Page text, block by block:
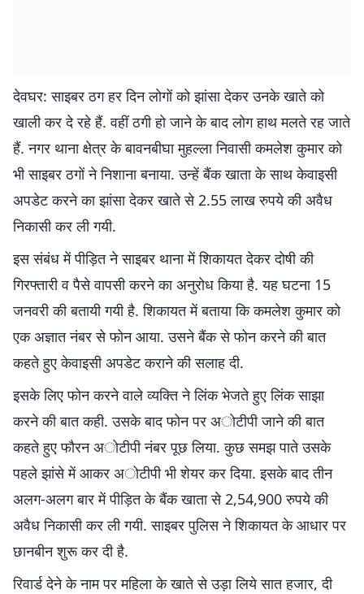
देवघर: साइबर ठग हर दिन लोगों को झांसा देकर उनके खाते को
खाली कर दे रहे हैं. वहीं ठगी हो जाने के बाद लोग हाथ मलते रह जाते
हैं. नगर थाना क्षेत्र के बावनबीघा मुहल्ला निवासी कमलेश कुमार को
भी साइबर ठगों ने निशाना बनाया. उन्हें बैंक खाता के साथ केवाइसी
अपडेट करने का झांसा देकर खाते से 2.55 लाख रुपये की अवैध
निकासी कर ली गयी.
इस संबंध में पीड़ित ने साइबर थाना में शिकायत देकर दोषी की
गिरफ्तारी व पैसे वापसी करने का अनुरोध किया है. यह घटना 15
जनवरी की बतायी गयी है. शिकायत में बताया कि कमलेश कुमार को
एक अज्ञात नंबर से फोन आया. उसने बैंक से फोन करने की बात
कहते हुए केवाइसी अपडेट कराने की सलाह दी.
इसके लिए फोन करने वाले व्यक्ति ने लिंक भेजते हुए लिंक साझा
करने की बात कही. उसके बाद फोन पर अोटीपी जाने की बात
कहते हुए फौरन अोटीपी नंबर पूछ लिया. कुछ समझ पाते उसके
पहले झांसे में आकर अोटीपी भी शेयर कर दिया. इसके बाद तीन
अलग-अलग बार में पीड़ित के बैंक खाता से 2,54,900 रुपये की
अवैध निकासी कर ली गयी. साइबर पुलिस ने शिकायत के आधार पर
छानबीन शुरू कर दी है.
रिवार्ड देने के नाम पर महिला के खाते से उड़ा लिये सात हजार, दी